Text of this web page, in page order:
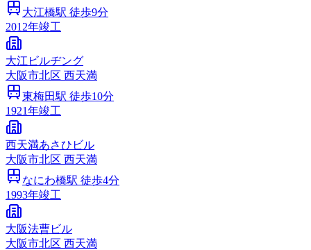
大江橋駅 徒歩9分
2012年竣工
大江ビルヂング
大阪市北区 西天満
東梅田駅 徒歩10分
1921年竣工
西天満あさひビル
大阪市北区 西天満
なにわ橋駅 徒歩4分
1993年竣工
大阪法曹ビル
大阪市北区 西天満